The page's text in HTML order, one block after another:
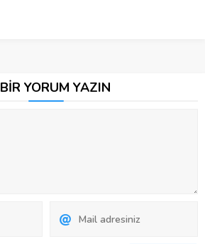
BİR YORUM YAZIN